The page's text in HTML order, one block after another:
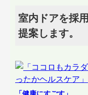
室内ドアを採
提案します。